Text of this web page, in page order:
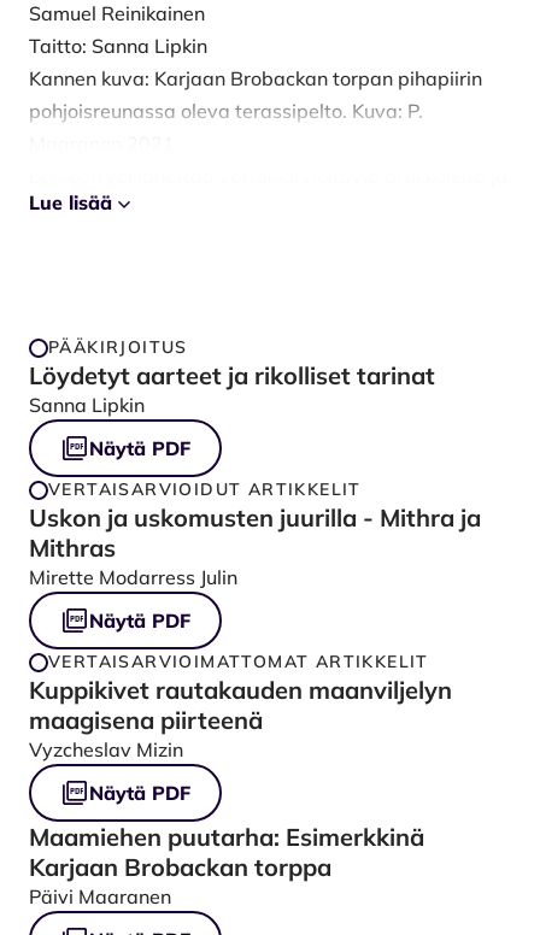
Samuel Reinikainen
Taitto: Sanna Lipkin
Kannen kuva: Karjaan Brobackan torpan pihapiirin
pohjoisreunassa oleva terassipelto. Kuva: P.
muita tekstejä pitkin vuotta. Sen jälkeen, kun tekstit
podcastia Spotifyssa
Lue lisää
PÄÄKIRJOITUS
Löydetyt aarteet ja rikolliset tarinat
Sanna Lipkin
Näytä PDF
VERTAISARVIOIDUT ARTIKKELIT
Uskon ja uskomusten juurilla - Mithra ja
Mithras
Mirette Modarress Julin
Näytä PDF
VERTAISARVIOIMATTOMAT ARTIKKELIT
Kuppikivet rautakauden maanviljelyn
maagisena piirteenä
Vyzcheslav Mizin
Näytä PDF
Maamiehen puutarha: Esimerkkinä
Karjaan Brobackan torppa
Päivi Maaranen